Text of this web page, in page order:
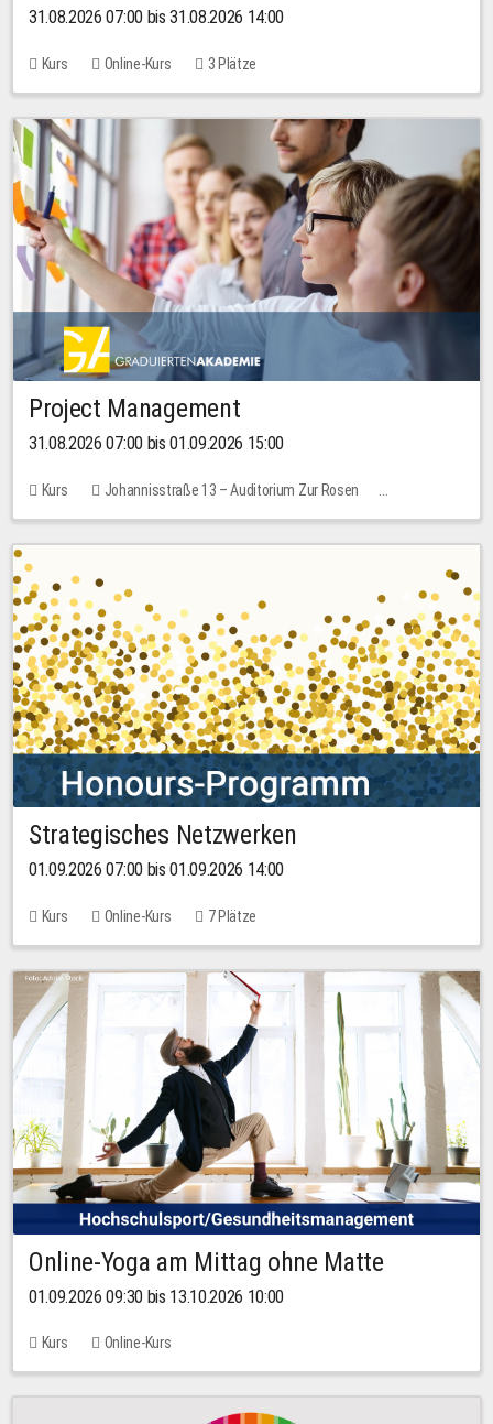
31.08.2026 07:00 bis 31.08.2026 14:00
Kurs Online-Kurs 3 Plätze
Project Management
31.08.2026 07:00 bis 01.09.2026 15:00
Kurs
Johannisstraße 13 – Auditorium Zur Rosen
Keine freien Plätze
30,00 EUR
Strategisches Netzwerken
01.09.2026 07:00 bis 01.09.2026 14:00
Kurs Online-Kurs 7 Plätze
Online-Yoga am Mittag ohne Matte
01.09.2026 09:30 bis 13.10.2026 10:00
Kurs Online-Kurs